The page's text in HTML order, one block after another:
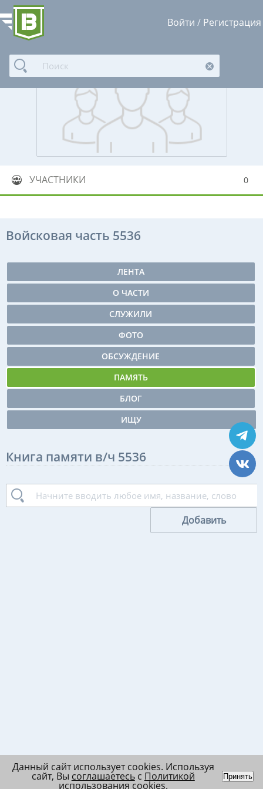
Войти / Регистрация
УЧАСТНИКИ 0
Войсковая часть 5536
ЛЕНТА
О ЧАСТИ
СЛУЖИЛИ
ФОТО
ОБСУЖДЕНИЕ
ПАМЯТЬ
БЛОГ
ИЩУ
Книга памяти в/ч 5536
Добавить
Данный сайт использует cookies. Используя
сайт, Вы соглашаетесьс Политикой
использования cookies.
Принять